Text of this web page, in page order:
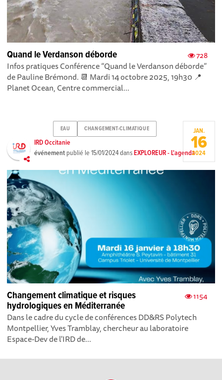
728
Quand le Verdanson déborde
Infos pratiques Conférence “Quand le Verdanson déborde”
de Pauline Brémond. 📆 Mardi 14 octobre 2025, 19h30 📍
Planet Ocean, Centre commercial...
EAU CHANGEMENT-CLIMATIQUE
IRD Occitanie
événement publié le15/01/2024dansEXPLOREUR - L'agenda
JAN.
16
2024
1154
Changement climatique et risques
hydrologiques en Méditerranée
Dans le cadre du cycle de conférences DD&RS Polytech
Montpellier, Yves Tramblay, chercheur au laboratoire
Espace-Dev de l'IRD de...